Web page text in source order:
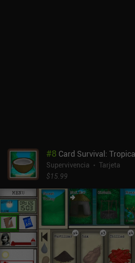
#8 Card Survival:
Supervivencia
Tarjeta
$15.99